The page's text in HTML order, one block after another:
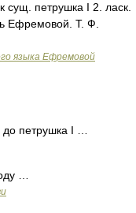
сущ. петрушка I 2. ласк.
Ефремовой. Т. Ф.
языка Ефремовой
петрушка I …
…